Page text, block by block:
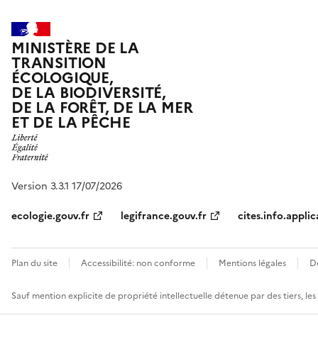
MINISTÈRE DE LA
TRANSITION
ÉCOLOGIQUE,
DE LA BIODIVERSITÉ,
DE LA FORÊT, DE LA MER
ET DE LA PÊCHE
Version 3.3.1 17/07/2026
ecologie.gouv.fr
legifrance.gouv.fr
Plan du site Accessibilité: non conforme Mentions légales
Sauf mention explicite de propriété intellectuelle détenue par des tiers,